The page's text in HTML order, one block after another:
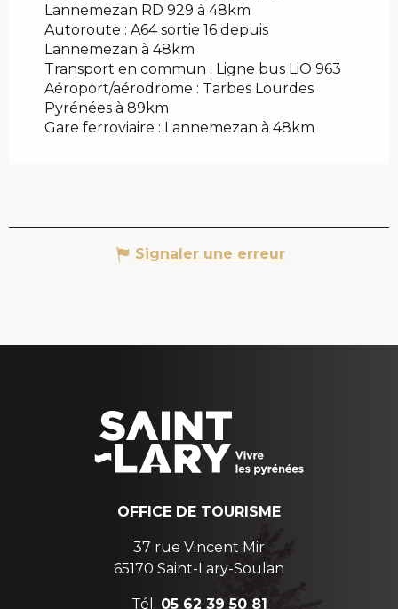
Lannemezan RD 929 à 48km
Autoroute : A64 sortie 16 depuis
Lannemezan à 48km
Transport en commun : Ligne bus LiO 963
Aéroport/aérodrome : Tarbes Lourdes
Pyrénées à 89km
Gare ferroviaire : Lannemezan à 48km
Signaler une erreur
OFFICE DE TOURISME
37 rue Vincent Mir
65170 Saint-Lary-Soulan
Tél. 05 62 39 50 81